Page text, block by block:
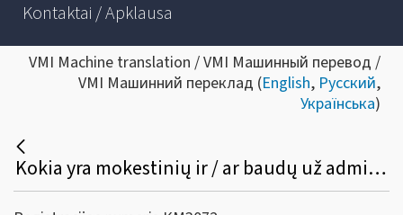
Kontaktai / Apklausa
VMI Machine translation / VMI Машинный перевод /
VMI Машинний переклад (English, Русский,
Українська)
Kokia yra mokestinių ir / ar baudų už administracinius nusižengimus prievolių likučių suderinimo tvarka?